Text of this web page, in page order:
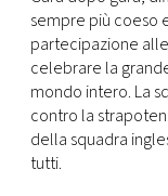
sempre più coeso
partecipazione
celebrare la
mondo intero. La
contro la
della squadra
tutti.